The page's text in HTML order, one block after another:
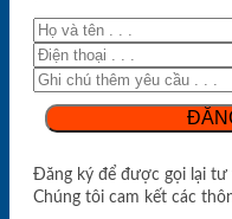
Đăng ký để được gọi lại
Chúng tôi cam kết các